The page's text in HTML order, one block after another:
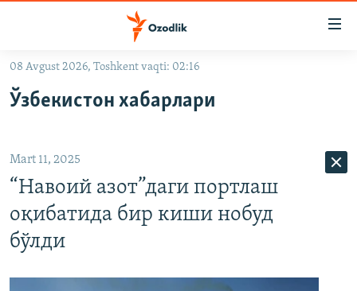
Асосий
Қидиришга
ўтинг
OZODLIK SURISHTIRUVLARI
На русском
ИЖТИМОИЙ ТАРМОҚЛАР
08 Avgust 2026, Toshkent vaqti: 02:16
Ўзбекистон хабарлари
Mart 11, 2025
“Навоий азот”даги портлаш
оқибатида бир киши нобуд
бўлди